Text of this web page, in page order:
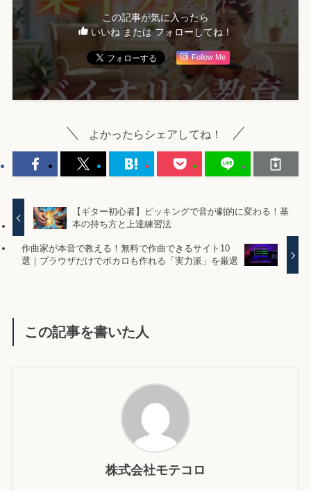
この記事が気に入ったら
いいね または フォローしてね！
Follow Me
よかったらシェアしてね！
【ギター初心者】ピッキングで音が劇的に変わる！基
本の持ち方と上達練習法
作曲家が本音で教える！無料で作曲できるサイト10
選｜ブラウザだけでボカロも作れる「実力派」を厳選
この記事を書いた人
株式会社モテコロ